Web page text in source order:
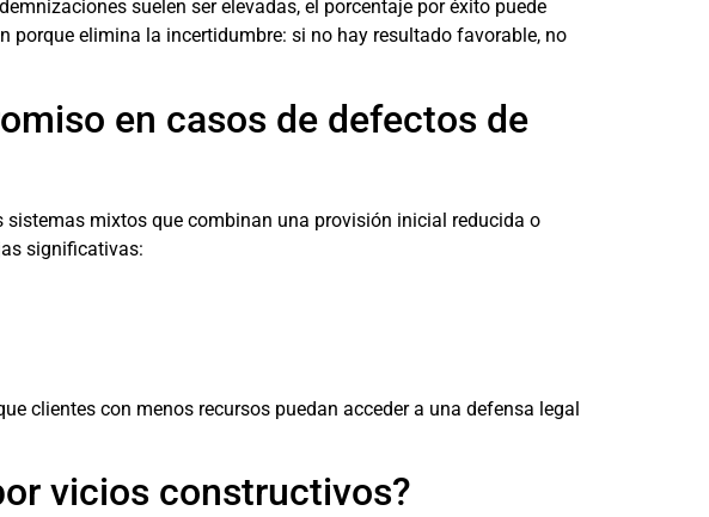
suelen ser elevadas, el porcentaje por éxito puede
porque elimina la incertidumbre: si no hay resultado favorable, no
en casos de defectos de
sistemas mixtos que combinan una provisión inicial reducida o
significativas:
clientes con menos recursos puedan acceder a una defensa legal
vicios constructivos?